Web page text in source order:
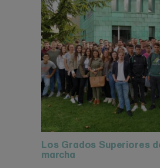
Los Grados Superiores
marcha